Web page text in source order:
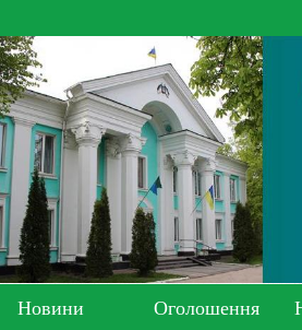
Новини Оголошення